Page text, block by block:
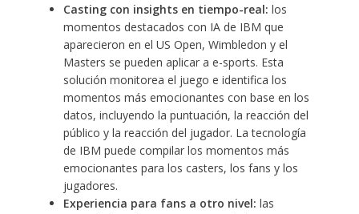
Casting con insights en tiempo-real: los
momentos destacados con IA de IBM que
aparecieron en el US Open, Wimbledon y el
Masters se pueden aplicar a e-sports. Esta
solución monitorea el juego e identifica los
momentos más emocionantes con base en los
datos, incluyendo la puntuación, la reacción del
público y la reacción del jugador. La tecnología
de IBM puede compilar los momentos más
emocionantes para los casters, los fans y los
jugadores.
Experiencia para fans a otro nivel: las